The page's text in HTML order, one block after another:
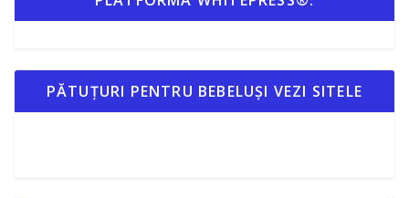
PĂTUȚURI PENTRU BEBELUȘI VEZI SITELE